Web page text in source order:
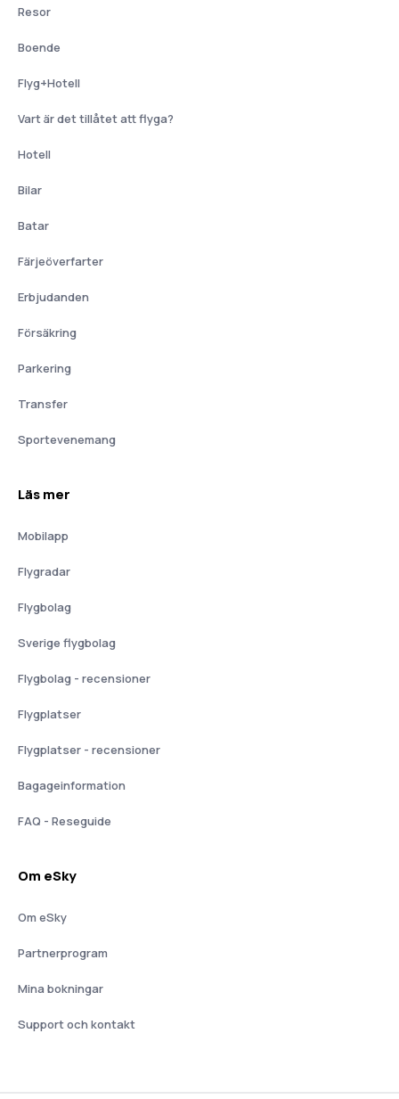
Resor
Boende
Flyg+Hotell
Vart är det tillåtet att flyga?
Hotell
Bilar
Batar
Färjeöverfarter
Erbjudanden
Försäkring
Parkering
Transfer
Sportevenemang
Läs mer
Mobilapp
Flygradar
Flygbolag
Sverige flygbolag
Flygbolag - recensioner
Flygplatser
Flygplatser - recensioner
Bagageinformation
FAQ - Reseguide
Om eSky
Om eSky
Partnerprogram
Mina bokningar
Support och kontakt